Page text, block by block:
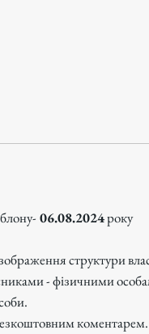
06.08.2024року
структури
- фізичними
коментарем.